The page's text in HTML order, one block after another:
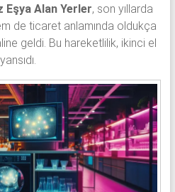
Eşya Alan Yerler, son yıllarda
de ticaret anlamında oldukça
geldi. Bu hareketlilik, ikinci el